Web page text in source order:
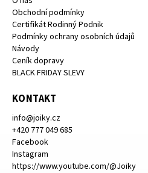
Obchodní podmínky
Certifikát Rodinný Podnik
Podmínky ochrany osobních údajů
Návody
Ceník dopravy
BLACK FRIDAY SLEVY
KONTAKT
info@joiky.cz
+420 777 049 685
Facebook
Instagram
https://www.youtube.com/@Joiky